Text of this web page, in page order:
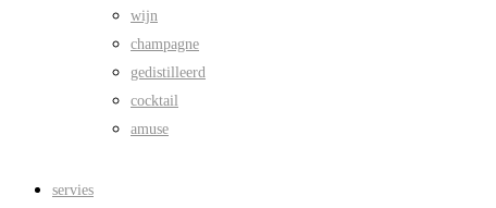
wijn
champagne
gedistilleerd
cocktail
amuse
servies